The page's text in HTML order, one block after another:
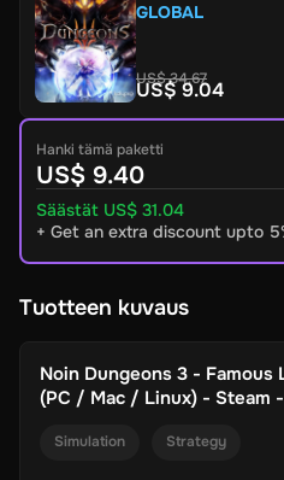
GLOBAL
US$ 34.67
US$ 9.04
Hanki tämä paketti
US$ 9.40
Säästät US$ 31.04
+ Get an extra discount upto
Tuotteen kuvaus
Noin Dungeons 3 - Famous
(PC / Mac / Linux) - Steam
Simulation Strategy